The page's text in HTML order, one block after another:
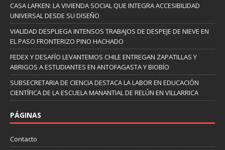
CASA LAFKEN: LA VIVIENDA SOCIAL QUE INTEGRA ACCESIBILIDAD
UNIVERSAL DESDE SU DISEÑO
VIALIDAD DESPLIEGA INTENSOS TRABAJOS DE DESPEJE DE NIEVE EN
EL PASO FRONTERIZO PINO HACHADO
FEDEX Y DESAFÍO LEVANTEMOS CHILE ENTREGAN ZAPATILLAS Y
ABRIGOS A ESTUDIANTES EN ANTOFAGASTA Y BIOBÍO
SUBSECRETARIA DE CIENCIA DESTACA LA LABOR EN EDUCACIÓN
CIENTÍFICA DE LA ESCUELA MANANTIAL DE RELÚN EN VILLARRICA
PÁGINAS
Contacto